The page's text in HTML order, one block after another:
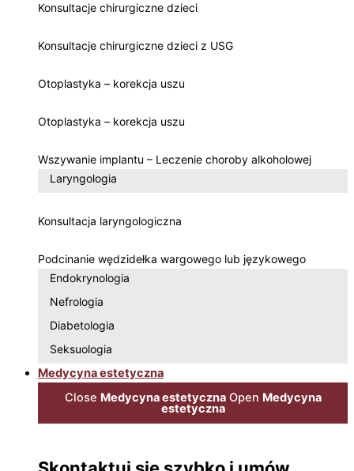
Konsultacje chirurgiczne dzieci
Konsultacje chirurgiczne dzieci z USG
Otoplastyka – korekcja uszu
Otoplastyka – korekcja uszu
Wszywanie implantu – Leczenie choroby alkoholowej
Laryngologia
Konsultacja laryngologiczna
Podcinanie wędzidełka wargowego lub językowego
Endokrynologia
Nefrologia
Diabetologia
Seksuologia
Medycyna estetyczna
Close Medycyna estetyczna Open Medycyna
estetyczna